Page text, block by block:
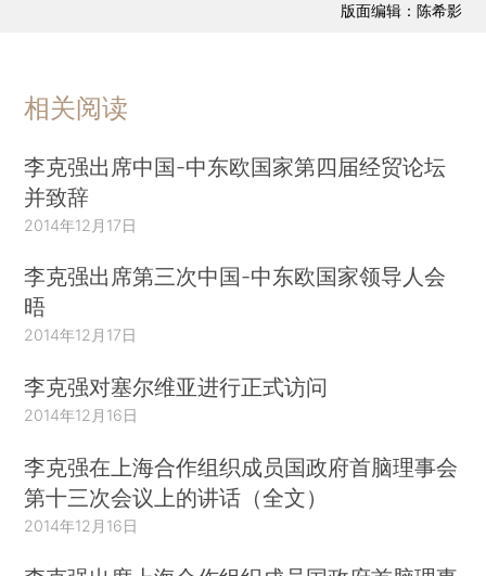
版面编辑：陈希影
相关阅读
李克强出席中国-中东欧国家第四届经贸论坛
并致辞
2014年12月17日
李克强出席第三次中国-中东欧国家领导人会
晤
2014年12月17日
李克强对塞尔维亚进行正式访问
2014年12月16日
李克强在上海合作组织成员国政府首脑理事会
第十三次会议上的讲话（全文）
2014年12月16日